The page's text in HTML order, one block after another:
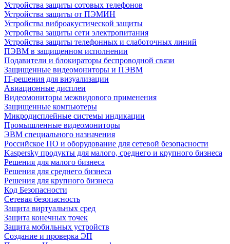
Устройства защиты сотовых телефонов
Устройства защиты от ПЭМИН
Устройства виброакустической защиты
Устройства защиты сети электропитания
Устройства защиты телефонных и слаботочных линий
ПЭВМ в защищенном исполнении
Подавители и блокираторы беспроводной связи
Защищенные видеомониторы и ПЭВМ
IT-решения для визуализации
Авиационные дисплеи
Видеомониторы межвидового применения
Защищенные компьютеры
Микродисплейные системы индикации
Промышленные видеомониторы
ЭВМ специального назначения
Российское ПО и оборудование для сетевой безопасности
Kaspersky продукты для малого, среднего и крупного бизнеса
Решения для малого бизнеса
Решения для среднего бизнеса
Решения для крупного бизнеса
Код Безопасности
Сетевая безопасность
Защита виртуальных сред
Защита конечных точек
Защита мобильных устройств
Создание и проверка ЭП